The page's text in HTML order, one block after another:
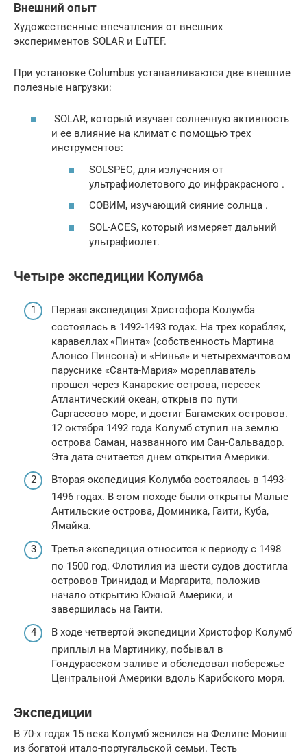
Внешний опыт
Художественные впечатления от внешних
экспериментов SOLAR и EuTEF.
При установке Columbus устанавливаются две внешние
полезные нагрузки:
SOLAR, который изучает солнечную активность
и ее влияние на климат с помощью трех
инструментов:
SOLSPEC, для излучения от
ультрафиолетового до инфракрасного .
СОВИМ, изучающий сияние солнца .
SOL-ACES, который измеряет дальний
ультрафиолет.
Четыре экспедиции Колумба
Первая экспедиция Христофора Колумба
состоялась в 1492-1493 годах. На трех кораблях,
каравеллах «Пинта» (собственность Мартина
Алонсо Пинсона) и «Нинья» и четырехмачтовом
паруснике «Санта-Мария» мореплаватель
прошел через Канарские острова, пересек
Атлантический океан, открыв по пути
Саргассово море, и достиг Багамских островов.
12 октября 1492 года Колумб ступил на землю
острова Саман, названного им Сан-Сальвадор.
Эта дата считается днем открытия Америки.
Вторая экспедиция Колумба состоялась в 1493-
1496 годах. В этом походе были открыты Малые
Антильские острова, Доминика, Гаити, Куба,
Ямайка.
Третья экспедиция относится к периоду с 1498
по 1500 год. Флотилия из шести судов достигла
островов Тринидад и Маргарита, положив
начало открытию Южной Америки, и
завершилась на Гаити.
В ходе четвертой экспедиции Христофор Колумб
приплыл на Мартинику, побывал в
Гондурасском заливе и обследовал побережье
Центральной Америки вдоль Карибского моря.
Экспедиции
В 70-х годах 15 века Колумб женился на Фелипе Мониш
из богатой итало-португальской семьи. Тесть